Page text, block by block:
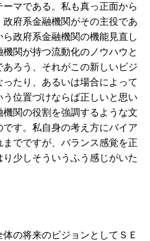
マである。私も真っ正面から
府系金融機関がその主役であ
政府系金融機関の機能見直し
関が持つ流動化のノウハウと
ろう、それがこの新しいビジ
たり、あるいは場合によって
位置づけならば正しいと思い
関の役割を強調するような文
す。私自身の考え方にバイア
でですが、バランス感覚を正
少しそういうふう感じがいた
の将来のビジョンとしてＳＥ